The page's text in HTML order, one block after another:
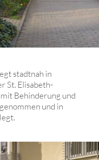
stadtnah in
St. Elisabeth-
Behinderung und
und in